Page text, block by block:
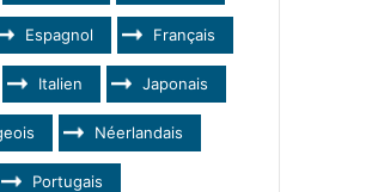
Espagnol Français
Italien Japonais
Néerlandais
Portugais